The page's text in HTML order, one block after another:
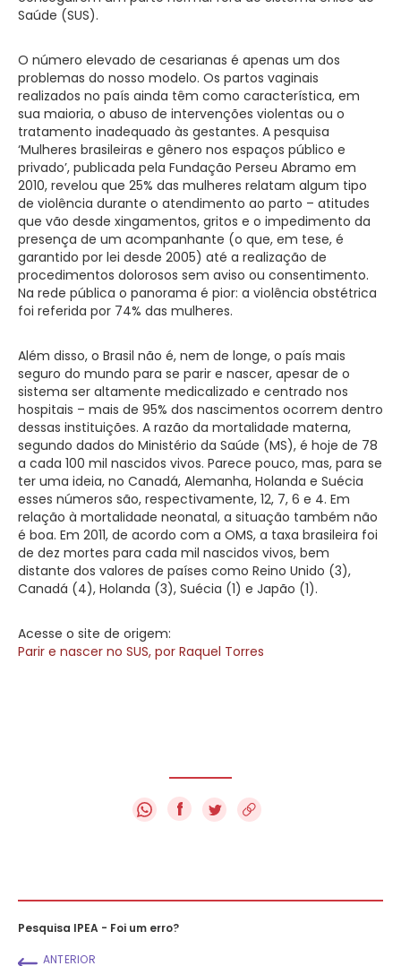
Saúde (SUS).
O número elevado de cesarianas é apenas um dos
problemas do nosso modelo. Os partos vaginais
realizados no país ainda têm como característica, em
sua maioria, o abuso de intervenções violentas ou o
tratamento inadequado às gestantes. A pesquisa
‘Mulheres brasileiras e gênero nos espaços público e
privado’, publicada pela Fundação Perseu Abramo em
2010, revelou que 25% das mulheres relatam algum tipo
de violência durante o atendimento ao parto – atitudes
que vão desde xingamentos, gritos e o impedimento da
presença de um acompanhante (o que, em tese, é
garantido por lei desde 2005) até a realização de
procedimentos dolorosos sem aviso ou consentimento.
Na rede pública o panorama é pior: a violência obstétrica
foi referida por 74% das mulheres.
Além disso, o Brasil não é, nem de longe, o país mais
seguro do mundo para se parir e nascer, apesar de o
sistema ser altamente medicalizado e centrado nos
hospitais – mais de 95% dos nascimentos ocorrem dentro
dessas instituições. A razão da mortalidade materna,
segundo dados do Ministério da Saúde (MS), é hoje de 78
a cada 100 mil nascidos vivos. Parece pouco, mas, para se
ter uma ideia, no Canadá, Alemanha, Holanda e Suécia
esses números são, respectivamente, 12, 7, 6 e 4. Em
relação à mortalidade neonatal, a situação também não
é boa. Em 2011, de acordo com a OMS, a taxa brasileira foi
de dez mortes para cada mil nascidos vivos, bem
distante dos valores de países como Reino Unido (3),
Canadá (4), Holanda (3), Suécia (1) e Japão (1).
Acesse o site de origem:
Parir e nascer no SUS, por Raquel Torres
f
Pesquisa IPEA - Foi um erro?
ANTERIOR